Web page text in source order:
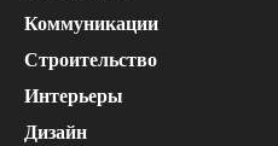
Коммуникации
Строительство
Интерьеры
Дизайн